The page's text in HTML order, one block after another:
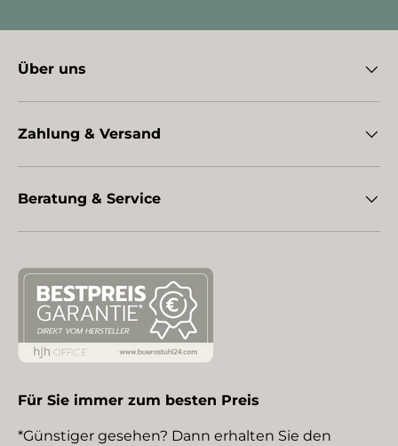
Über uns
Zahlung & Versand
Beratung & Service
Für Sie immer zum besten Preis
*Günstiger gesehen? Dann erhalten Sie den